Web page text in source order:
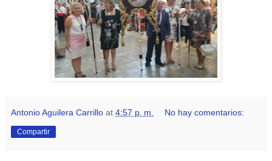
Antonio Aguilera Carrillo at 4:57 p. m. No hay comentarios:
Compartir